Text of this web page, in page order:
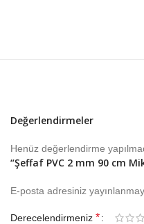
Değerlendirmeler
Henüz değerlendirme
“Şeffaf PVC 2 mm 90 cm
E-posta adresiniz
Derecelendirmeniz *